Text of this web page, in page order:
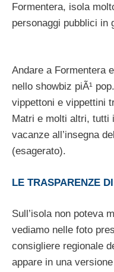
Formentera, isola
personaggi pubblici in
Andare a Formentera
nello showbiz piÃ¹
vippettoni e vippettini
Matri e molti altri, tutti
vacanze all’insegna
(esagerato).
LE TRASPARENZE
Sull’isola non poteva
vediamo nelle foto
consigliere regionale
appare in una